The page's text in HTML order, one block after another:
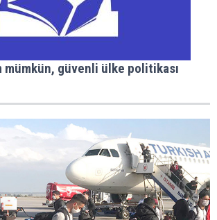
mümkün, güvenli ülke politikası